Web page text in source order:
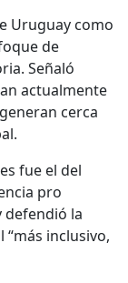
Uruguay como
de
Señaló
actualmente
cerca
fue el del
pro
defendió la
inclusivo,